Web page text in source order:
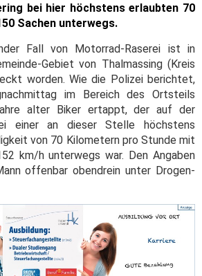
bei hier höchstens erlaubten 70
Sachen unterwegs.
Fall von Motorrad-Raserei ist in
Gebiet von Thalmassing (Kreis
worden. Wie die Polizei berichtet,
im Bereich des Ortsteils
alter Biker ertappt, der auf der
einer an dieser Stelle höchstens
von 70 Kilometern pro Stunde mit
km/h unterwegs war. Den Angaben
offenbar obendrein unter Drogen-